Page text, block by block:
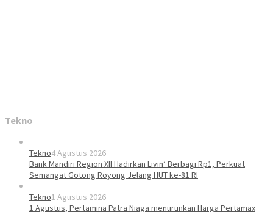
Tekno
Tekno4 Agustus 2026
Bank Mandiri Region XII Hadirkan Livin’ Berbagi Rp1, Perkuat
Semangat Gotong Royong Jelang HUT ke-81 RI
Tekno1 Agustus 2026
1 Agustus, Pertamina Patra Niaga menurunkan Harga Pertamax